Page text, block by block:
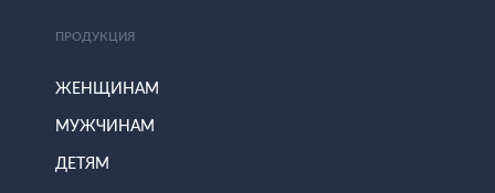
ПРОДУКЦИЯ
ЖЕНЩИНАМ
МУЖЧИНАМ
ДЕТЯМ